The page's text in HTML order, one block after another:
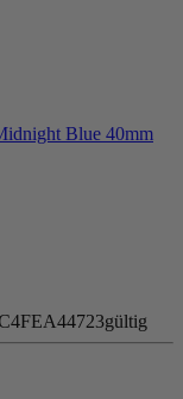
Blue 40mm
gültig